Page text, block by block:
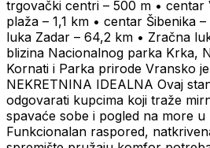
trgovački centri – 500 m • centar
plaža – 1,1 km • centar Šibenika
luka Zadar – 64,2 km • Zračna
blizina Nacionalnog parka Krka,
Kornati i Parka prirode Vransko
NEKRETNINA IDEALNA Ovaj
odgovarati kupcima koji traže
spavaće sobe i pogled na more
Funkcionalan raspored,